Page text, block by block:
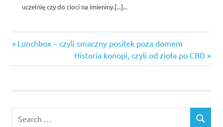
uczelnię czy do cioci na imieniny.[...]...
pracy
Nawigacja
wpisu
Previous
Lunchbox – czyli smaczny posiłek poza domem
Next
Post:
Historia konopi, czyli od zioła po CBD